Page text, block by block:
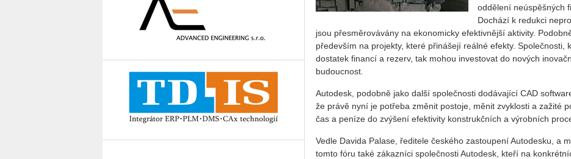
oddělení neúspěšných
Dochází k redukci
jsou přesměrovávány na ekonomicky efektivnější aktivity.
především na projekty, které přinášejí reálné efekty. Společnosti,
dostatek financí a rezerv, tak mohou investovat do nových
budoucnost.
Autodesk, podobně jako další společnosti dodávající CAD
že právě nyní je potřeba změnit postoje, měnit zvyklosti a zažité
čas a peníze do zvýšení efektivity konstrukčních a výrobních
Vedle Davida Palase, ředitele českého zastoupení Autodesku, a
tomto fóru také zákazníci společnosti Autodesk, kteří na